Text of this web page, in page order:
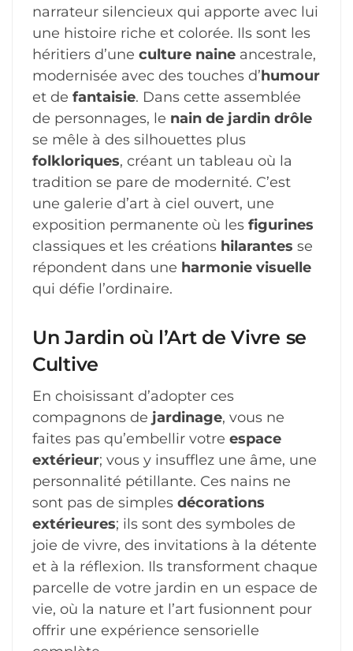
narrateur silencieux qui apporte avec lui
une histoire riche et colorée. Ils sont les
héritiers d’une culture naine ancestrale,
modernisée avec des touches d’humour
et de fantaisie. Dans cette assemblée
de personnages, le nain de jardin drôle
se mêle à des silhouettes plus
folkloriques, créant un tableau où la
tradition se pare de modernité. C’est
une galerie d’art à ciel ouvert, une
exposition permanente où les figurines
classiques et les créations hilarantes se
répondent dans une harmonie visuelle
qui défie l’ordinaire.
Un Jardin où l’Art de Vivre se
Cultive
En choisissant d’adopter ces
compagnons de jardinage, vous ne
faites pas qu’embellir votre espace
extérieur; vous y insufflez une âme, une
personnalité pétillante. Ces nains ne
sont pas de simples décorations
extérieures; ils sont des symboles de
joie de vivre, des invitations à la détente
et à la réflexion. Ils transforment chaque
parcelle de votre jardin en un espace de
vie, où la nature et l’art fusionnent pour
offrir une expérience sensorielle